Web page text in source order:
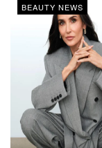
BEAUTY NEWS